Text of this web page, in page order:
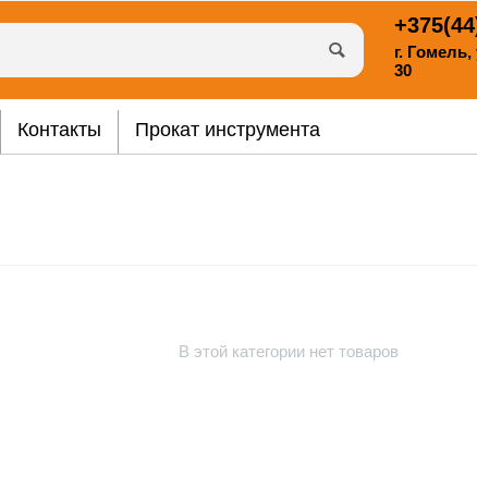
г.
30
Контакты Прокат инструмента
В этой категории нет товаров